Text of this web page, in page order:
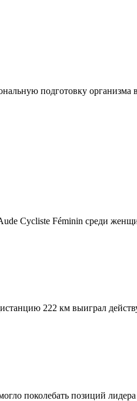
подготовку
Cycliste Féminin среди
222 км выиграл
поколебать позиций